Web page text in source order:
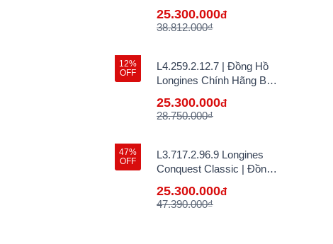
25.300.000đ
38.812.000₫
12%
OFF
L4.259.2.12.7 | Đồng Hồ
Longines Chính Hãng Bán
25.300.000đ
28.750.000₫
47%
OFF
L3.717.2.96.9 Longines
Conquest Classic | Đồng
Bán Lẻ Tại VN
25.300.000đ
47.390.000₫